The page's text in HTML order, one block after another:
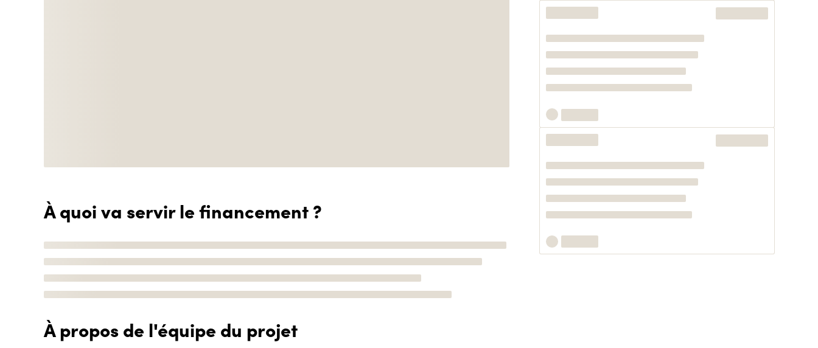
À quoi va servir le financement ?
À propos de l'équipe du projet